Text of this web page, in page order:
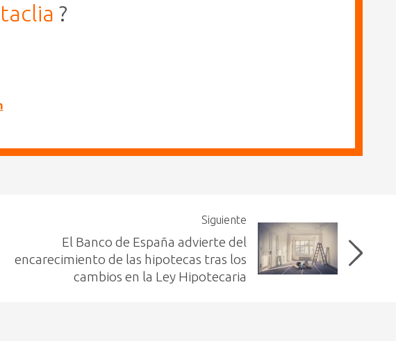
?
Siguiente
El Banco de España advierte del
encarecimiento de las hipotecas tras los
cambios en la Ley Hipotecaria